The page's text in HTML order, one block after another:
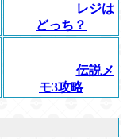
レジは
どっち？
伝説メ
モ3攻略